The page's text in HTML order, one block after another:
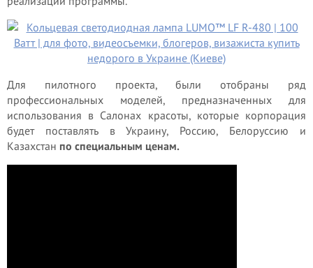
Для пилотного проекта, были отобраны ряд
профессиональных моделей, предназначенных для
использования в Салонах красоты, которые корпорация
будет поставлять в Украину, Россию, Белоруссию и
Казахстан по специальным ценам.